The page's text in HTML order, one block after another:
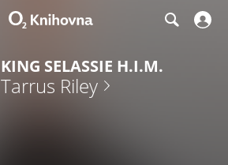
KING SELASSIE H.I.M.
Tarrus Riley